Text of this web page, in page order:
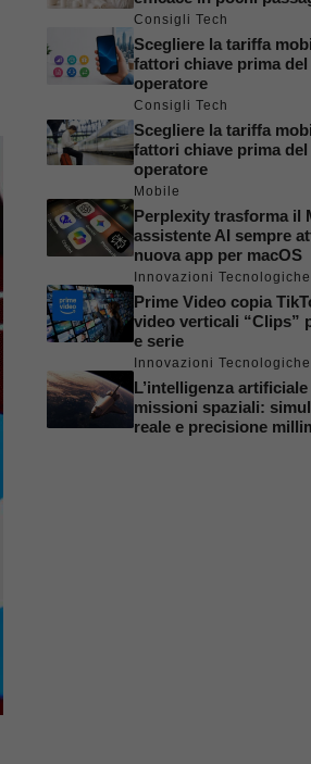
Consigli Tech
Scegliere la tariffa
fattori chiave prima
operatore
Consigli Tech
Scegliere la tariffa
fattori chiave prima
operatore
Mobile
Perplexity trasforma il
assistente AI sempre
nuova app per macOS
Innovazioni Tecnologiche
Prime Video copia
video verticali “Clips”
e serie
Innovazioni Tecnologiche
L’intelligenza
missioni spaziali:
reale e precisione